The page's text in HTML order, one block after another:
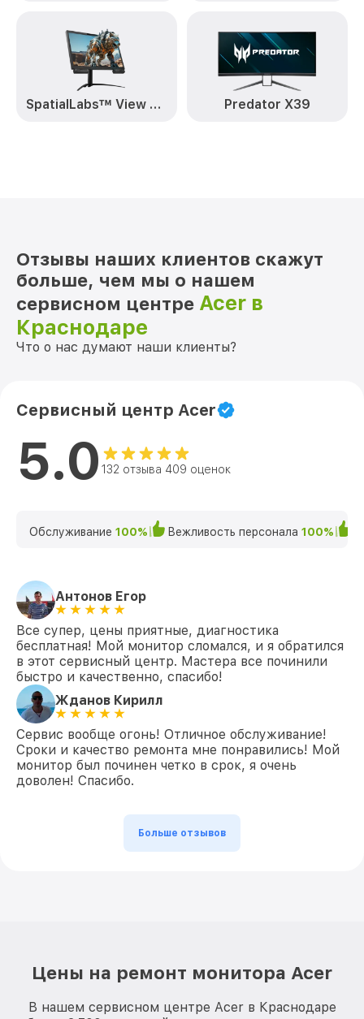
SpatialLabs™ View Pro 27 Predator X39
Отзывы наших клиентов скажут
больше, чем мы о нашем
сервисном центре Acer в
Краснодаре
Что о нас думают наши клиенты?
Сервисный центр Acer
5.0 132 отзыва 409 оценок
Обслуживание 100% Вежливость персонала 100%
Антонов Егор
Все супер, цены приятные, диагностика
бесплатная! Мой монитор сломался, и я обратился
в этот сервисный центр. Мастера все починили
быстро и качественно, спасибо!
Жданов Кирилл
Сервис вообще огонь! Отличное обслуживание!
Сроки и качество ремонта мне понравились! Мой
монитор был починен четко в срок, я очень
доволен! Спасибо.
Больше отзывов
Цены на ремонт монитора Acer
В нашем сервисном центре Acer в Краснодаре